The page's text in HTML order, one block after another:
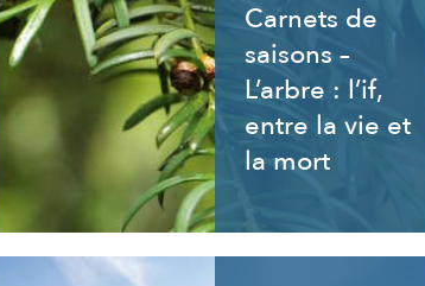
Carnets de
saisons –
L’arbre : l’if,
entre la vie et
la mort